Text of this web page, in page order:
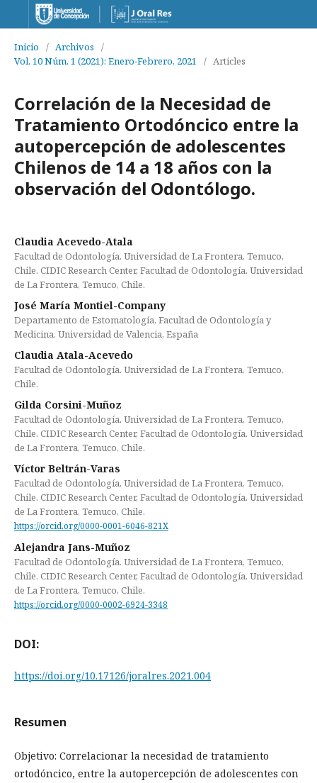
Inicio / Archivos
/
Vol. 10 Núm. 1 (2021): Enero-Febrero, 2021
/ Articles
Correlación de la Necesidad de
Tratamiento Ortodóncico entre la
autopercepción de adolescentes
Chilenos de 14 a 18 años con la
observación del Odontólogo.
Claudia Acevedo-Atala
Facultad de Odontología. Universidad de La Frontera, Temuco,
Chile. CIDIC Research Center, Facultad de Odontología. Universidad
de La Frontera, Temuco, Chile.
José María Montiel-Company
Departamento de Estomatología, Facultad de Odontología y
Medicina. Universidad de Valencia, España
Claudia Atala-Acevedo
Facultad de Odontología. Universidad de La Frontera, Temuco,
Chile.
Gilda Corsini-Muñoz
Facultad de Odontología. Universidad de La Frontera, Temuco,
Chile. CIDIC Research Center, Facultad de Odontología. Universidad
de La Frontera, Temuco, Chile.
Víctor Beltrán-Varas
Facultad de Odontología. Universidad de La Frontera, Temuco,
Chile. CIDIC Research Center, Facultad de Odontología. Universidad
de La Frontera, Temuco, Chile.
https://orcid.org/0000-0001-6046-821X
Alejandra Jans-Muñoz
Facultad de Odontología. Universidad de La Frontera, Temuco,
Chile. CIDIC Research Center, Facultad de Odontología. Universidad
de La Frontera, Temuco, Chile.
https://orcid.org/0000-0002-6924-3348
DOI:
https://doi.org/10.17126/joralres.2021.004
Resumen
Objetivo: Correlacionar la necesidad de tratamiento
ortodóncico, entre la autopercepción de adolescentes con